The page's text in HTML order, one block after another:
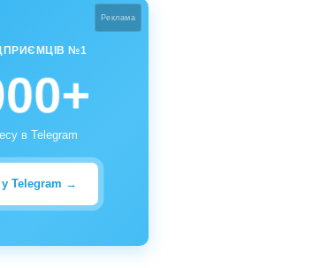
Реклама
№1
в Telegram
Telegram →